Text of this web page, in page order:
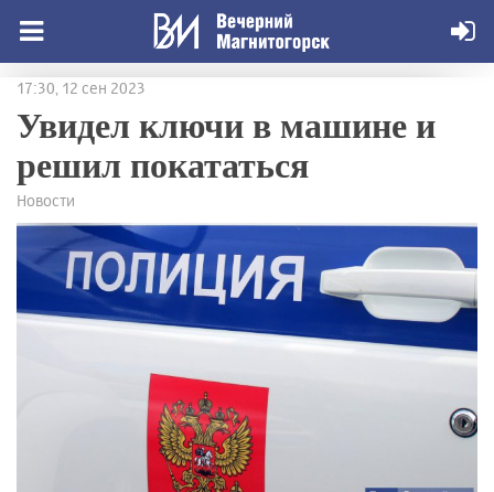
17:30, 12 сен 2023
Увидел ключи в машине и
решил покататься
Новости